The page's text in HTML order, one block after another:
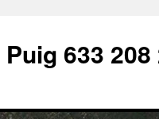
633 208